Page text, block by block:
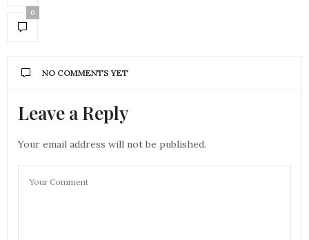
0
NO COMMENTS YET
Leave a Reply
Your email address will not be published.